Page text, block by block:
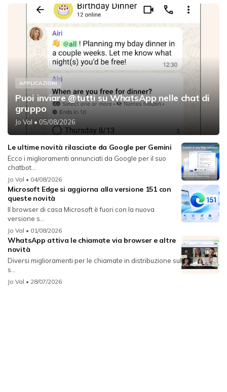
APPLICAZIONI
Puoi inviare @tutti su WhatsApp nelle chat di
gruppo
Jo Val • 05/08/2026
Le ultime novità rilasciate da Google per Gemini
Ecco i miglioramenti annunciati da Google per il suo
chatbot...
Jo Val • 04/08/2026
Microsoft Edge si aggiorna alla versione 151 con
queste novità
Il browser di casa Microsoft è fuori con la nuova
versione s...
Jo Val • 01/08/2026
WhatsApp attiva le chiamate via browser e altre
novità
Diversi miglioramenti per le chiamate in distribuzione sul
s...
Jo Val • 28/07/2026